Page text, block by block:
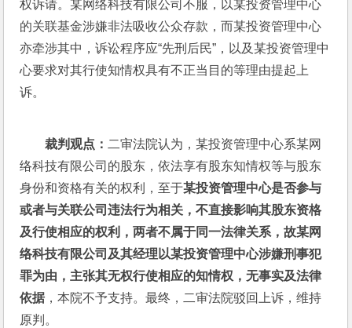
权诉请。某网络科技有限公司不服，以某投资管理中心
的关联基金涉嫌非法吸收公众存款，而某投资管理中心
亦牵涉其中，诉讼程序应“先刑后民”，以及某投资管理中
心要求对其行使知情权具有不正当目的等理由提起上
诉。
裁判观点： 二审法院认为，某投资管理中心系某网
络科技有限公司的股东，依法享有股东知情权等与股东
身份和资格有关的权利，至于某投资管理中心是否参与
或者与关联公司违法行为相关，不直接影响其股东资格
及行使相应的权利，两者不属于同一法律关系，故某网
络科技有限公司及其经理以某投资管理中心涉嫌刑事犯
罪为由，主张其无权行使相应的知情权，无事实及法律
依据，本院不予支持。最终，二审法院驳回上诉，维持
原判。